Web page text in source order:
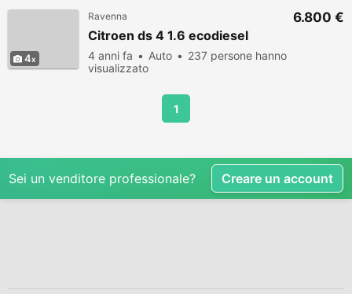
4
Ravenna
Citroen ds 4 1.6 ecodiesel
4 anni fa Auto
237 persone hanno
visualizzato
6.800 €
1
Sei un venditore professionale? Creare un account